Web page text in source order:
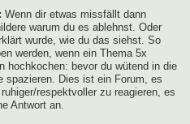
Wenn dir etwas missfällt dann
warum du es ablehnst. Oder
wurde, wie du das siehst. So
werden, wenn ein Thema 5x
hochkochen: bevor du wütend in die
spazieren. Dies ist ein Forum, es
respektvoller zu reagieren, es
Antwort an.